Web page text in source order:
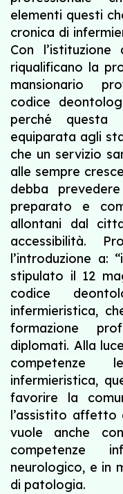
elementi questi
cronica di
Con
riqualificano la
mansionario
codice
perché questa
equiparata agli
che un servizio
alle sempre
debba
preparato e
allontani dal
accessibilità.
l’introduzione a:
stipulato il 12
codice
infermieristica,
formazione
diplomati. Alla
competenze
infermieristica,
favorire la
l’assistito affetto
vuole anche
competenze
neurologico, e in
di patologia.